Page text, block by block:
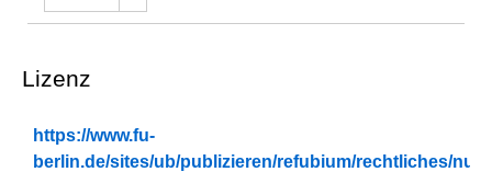
Lizenz
https://www.fu-
berlin.de/sites/ub/publizieren/refubium/rechtliches/